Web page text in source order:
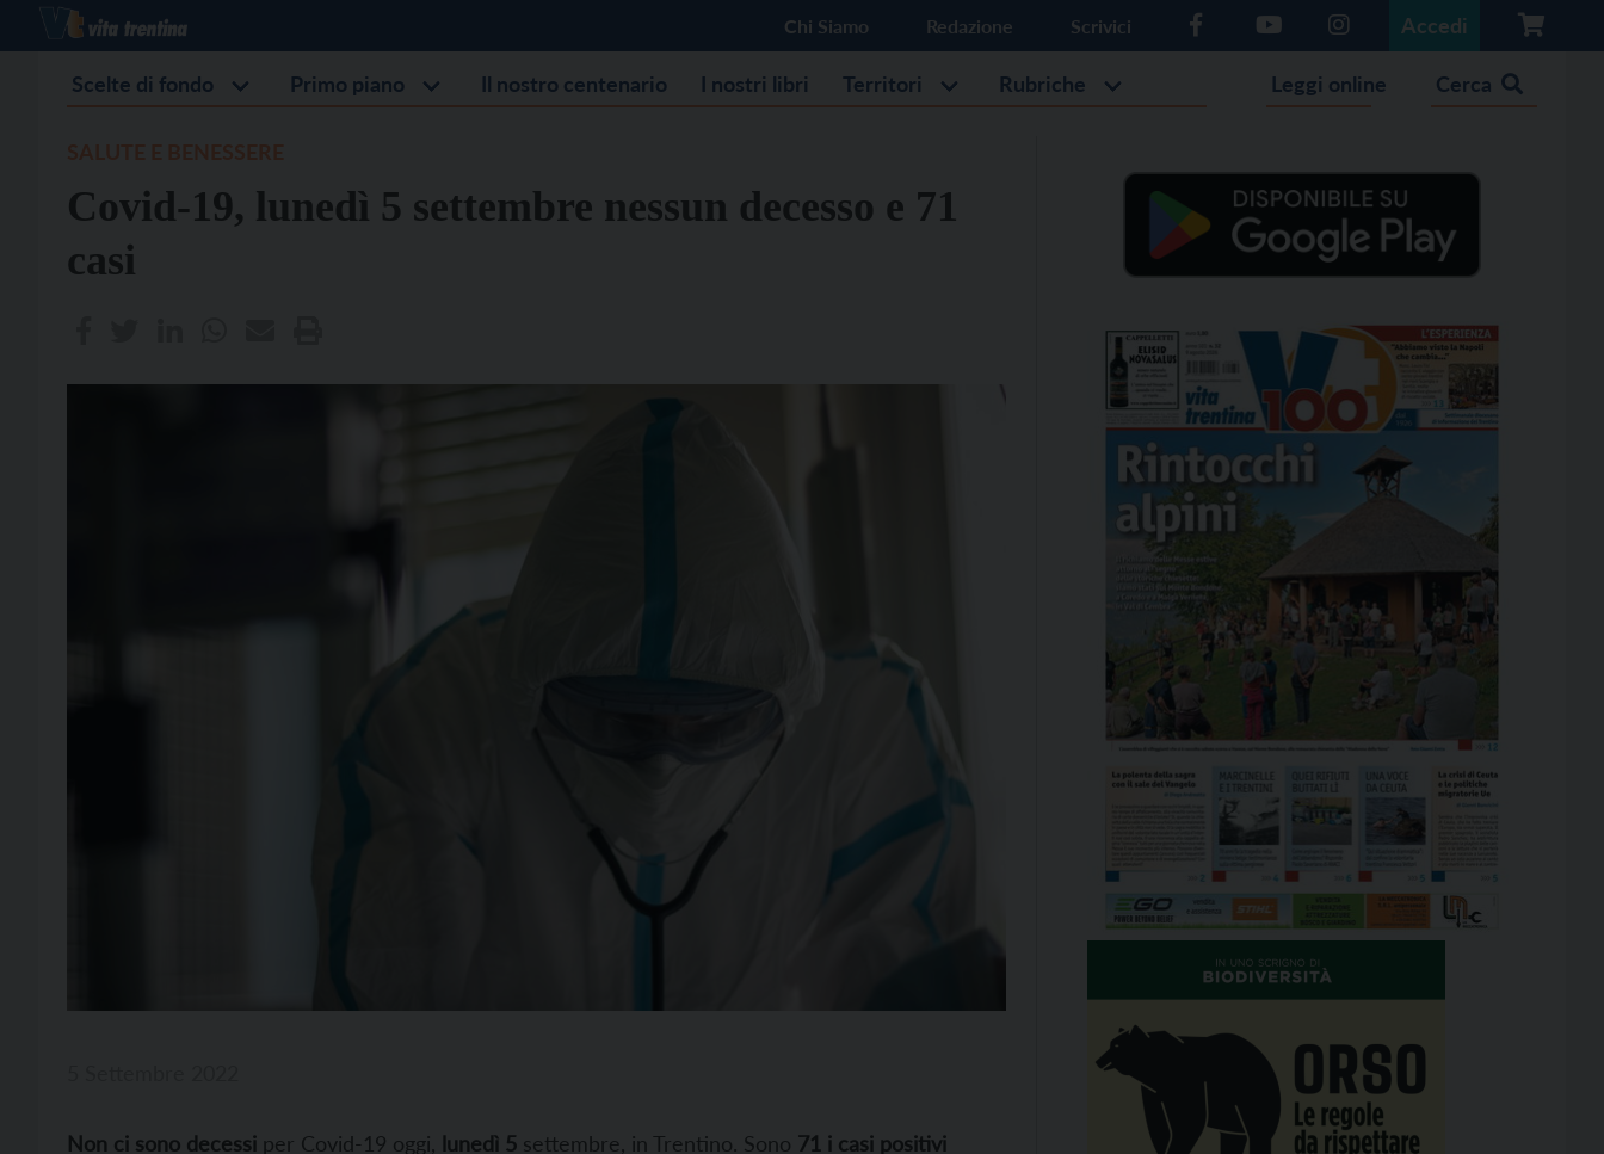
Chi Siamo Redazione Scrivici Accedi
Scelte di fondo Primo piano Il nostro centenario I nostri libri Territori Rubriche Leggi online Cerca
Covid-19, lunedì 5 settembre nessun decesso e 71
casi
Non ci sono decessi per Covid-19 oggi, lunedì 5 settembre, in Trentino. Sono 71 i casi positivi